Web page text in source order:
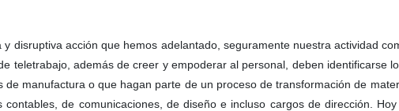
y disruptiva acción que hemos adelantado, seguramente nuestra actividad
teletrabajo, además de creer y empoderar al personal, deben identificarse
de manufactura o que hagan parte de un proceso de transformación de
de comunicaciones, de diseño e incluso cargos de dirección.